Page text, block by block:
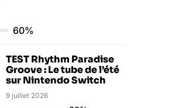
60%
TEST Rhythm Paradise
Groove : Le tube de l’été
sur Nintendo Switch
9 juillet 2026